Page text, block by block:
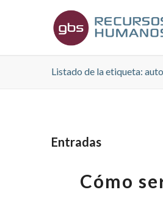
Listado de la etiqueta:
Entradas
Cómo